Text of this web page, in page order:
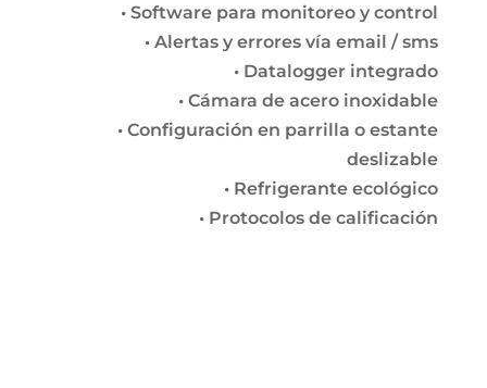
• Software para monitoreo y control
• Alertas y errores vía email / sms
• Datalogger integrado
• Cámara de acero inoxidable
• Configuración en parrilla o estante
deslizable
• Refrigerante ecológico
• Protocolos de calificación